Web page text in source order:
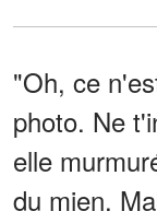
"Oh, ce
photo. Ne
elle
du mien.